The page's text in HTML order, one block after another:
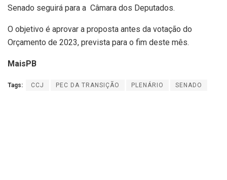
Senado seguirá para a Câmara dos Deputados.
O objetivo é aprovar a proposta antes da votação do
Orçamento de 2023, prevista para o fim deste mês.
MaisPB
Tags: CCJ PEC DA TRANSIÇÃO PLENÁRIO SENADO